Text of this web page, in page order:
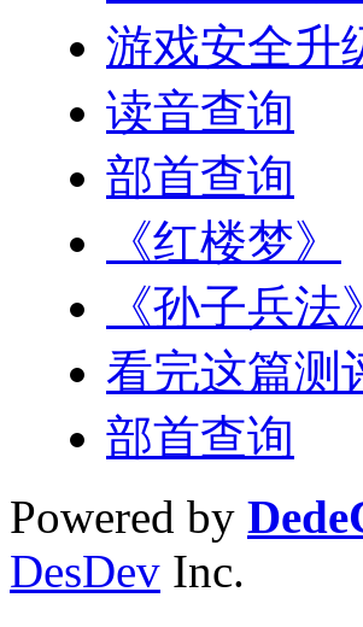
游戏安全升
读音查询
部首查询
《红楼梦》
《孙子兵法》
看完这篇测
部首查询
Powered by
DesDev Inc.